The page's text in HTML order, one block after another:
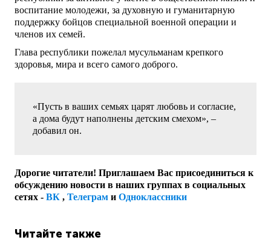
воспитание молодежи, за духовную и гуманитарную
поддержку бойцов специальной военной операции и
членов их семей.
Глава республики пожелал мусульманам крепкого
здоровья, мира и всего самого доброго.
«Пусть в ваших семьях царят любовь и согласие,
а дома будут наполнены детским смехом», –
добавил он.
Дорогие читатели! Приглашаем Вас присоединиться к
обсуждению новости в наших группах в социальных
сетях - ВК , Телеграм и Одноклассники
Читайте также